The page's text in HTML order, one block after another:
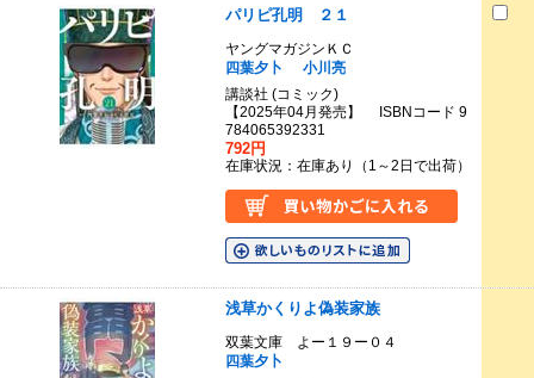
パリピ孔明 ２１
ヤングマガジンＫＣ
四葉夕卜
小川亮
講談社 (コミック)
【2025年04月発売】 ISBNコード 9
784065392331
792円
在庫状況：在庫あり（1～2日で出荷）
浅草かくりよ偽装家族
双葉文庫 よー１９ー０４
四葉夕卜